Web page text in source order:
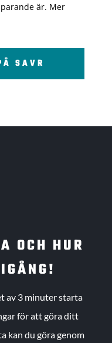
är. Mer
SAVR
OCH HUR
av 3 minuter starta
för att göra ditt
kan du göra genom